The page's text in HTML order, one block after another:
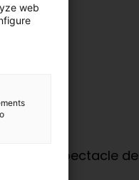
un espectacle de
web